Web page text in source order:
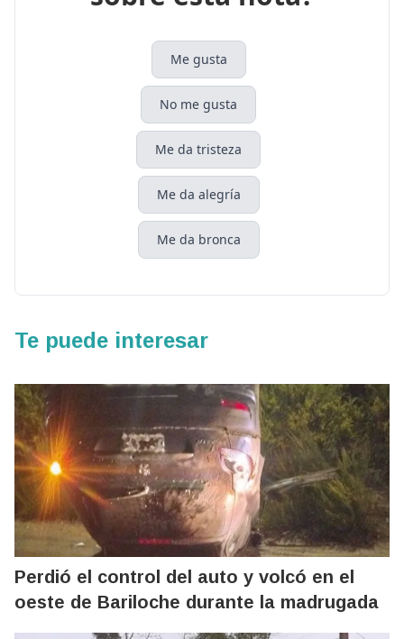
Me gusta
No me gusta
Me da tristeza
Me da alegría
Me da bronca
Te puede interesar
Perdió el control del auto y volcó en el
oeste de Bariloche durante la madrugada